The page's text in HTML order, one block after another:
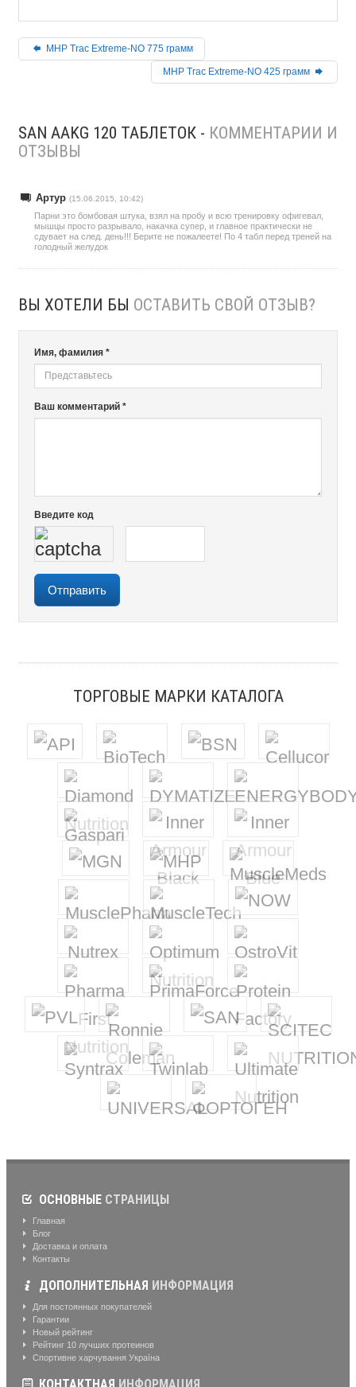
MHP Trac Extreme-NO 775 грамм
MHP Trac Extreme-NO 425 грамм
SAN AAKG 120 ТАБЛЕТОК - КОММЕНТАРИИ И
ОТЗЫВЫ
Артур(15.06.2015, 10:42)
Парни это бомбовая штука, взял на пробу и всю тренировку офигевал,
мышцы просто разрывало, накачка супер, и главное практически не
сдувает на след. день!!! Берите не пожалеете! По 4 табл перед треней на
голодный желудок
ВЫ ХОТЕЛИ БЫ ОСТАВИТЬ СВОЙ ОТЗЫВ?
Имя, фамилия *
Ваш комментарий *
Введите код
ТОРГОВЫЕ МАРКИ КАТАЛОГА
ОСНОВНЫЕ СТРАНИЦЫ
Главная
Блог
Доставка и оплата
Контакты
ДОПОЛНИТЕЛЬНАЯ ИНФОРМАЦИЯ
Для постоянных покупателей
Гарантии
Новый рейтинг
Рейтинг 10 лучших протеинов
Спортивне харчування Україна
КОНТАКТНАЯ ИНФОРМАЦИЯ